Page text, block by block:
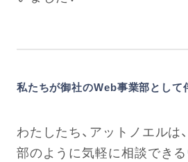
私たちが御社のWeb事業部として
わたしたち、アットノエルは
部のように気軽に相談できる